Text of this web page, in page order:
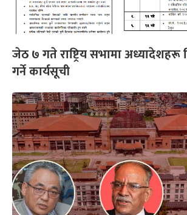
जेठ ७ गते राष्ट्रिय सभामा अध्यादेशहरू
गर्ने कार्यसूची